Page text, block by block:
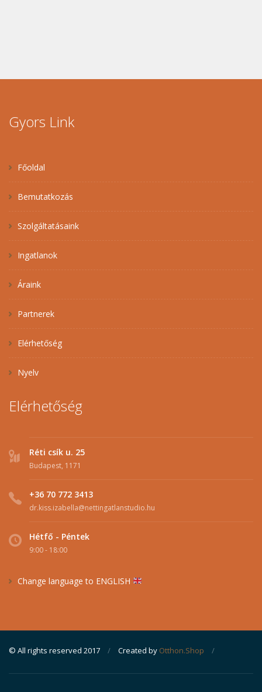
Gyors Link
Főoldal
Bemutatkozás
Szolgáltatásaink
Ingatlanok
Áraink
Partnerek
Elérhetőség
Nyelv
Elérhetőség
Réti csík u. 25
Budapest, 1171
+36 70 772 3413
dr.kiss.izabella@nettingatlanstudio.hu
Hétfő - Péntek
9:00 - 18:00
Change language to ENGLISH
© All rights reserved 2017 / Created by Otthon.Shop /